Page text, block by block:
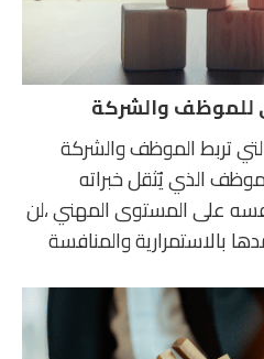
للموظف والشركة
تربط الموظف والشركة
الذي يُثقل خبراته
على المستوى المهني ،لن
بالاستمرارية والمنافسة